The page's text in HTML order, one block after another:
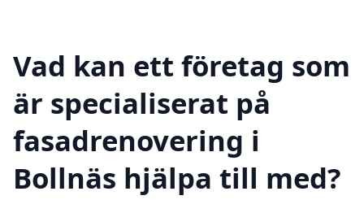
Vad kan ett företag som
är specialiserat på
fasadrenovering i
Bollnäs hjälpa till med?